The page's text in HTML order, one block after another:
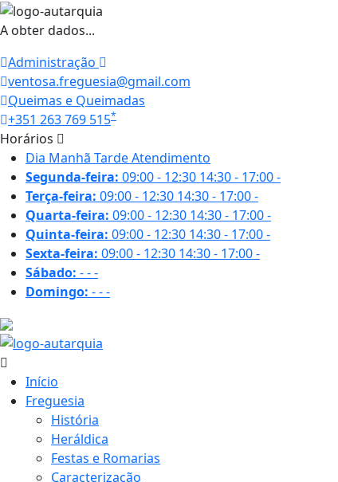
A obter dados...
Administração
ventosa.freguesia@gmail.com
Queimas e Queimadas
+351 263 769 515*
Horários
Dia Manhã TardeAtendimento
Segunda-feira: 09:00 - 12:30 14:30 - 17:00-
Terça-feira: 09:00 - 12:30 14:30 - 17:00-
Quarta-feira: 09:00 - 12:30 14:30 - 17:00-
Quinta-feira: 09:00 - 12:30 14:30 - 17:00-
Sexta-feira: 09:00 - 12:30 14:30 - 17:00-
Sábado: ---
Domingo: ---
Início
Freguesia
História
Heráldica
Festas e Romarias
Caracterização